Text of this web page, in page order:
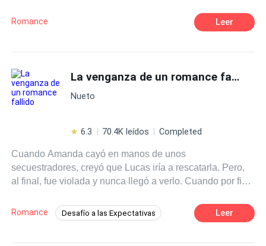
una profunda obsesión por a ser de ella su mujer y madre
Romance Leer
La venganza de un romance fallido
Nueto
6.3 70.4K leídos Completed
Cuando Amanda cayó en manos de unos
secuestradores, creyó que Lucas iría a rescatarla. Pero,
al final, fue violada y nunca llegó a verlo. Cuando por fin
directamente a buscarlo, solo para descubrir que él
estaba celebrando el cumpleaños de la mujer que
Romance Desafío a las Expectativas Leer